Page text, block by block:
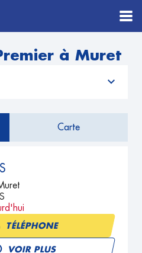
à Muret
Carte
TÉLÉPHONE
VOIR PLUS